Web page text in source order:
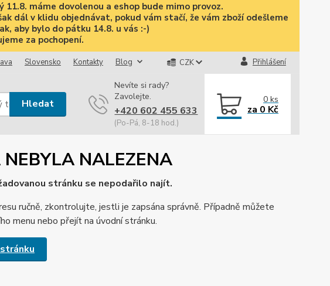
máme dovolenou a eshop bude mimo provoz.
dál v klidu objednávat, pokud vám stačí, že vám zboží odešleme
aby bylo do pátku 14.8. u vás :-)
za pochopení.
Slovensko Kontakty Blog CZK Přihlášení
Hledat
Nevíte si rady?
Zavolejte.
+420 602 455 633
(Po-Pá, 8-18 hod.)
0ks
za 0 Kč
NALEZENA
stránku se nepodařilo najít.
ručně, zkontrolujte, jestli je zapsána správně. Případně můžete
menu nebo přejít na úvodní stránku.